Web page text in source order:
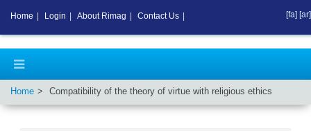
Home Compatibility of the theory of virtue with religious ethics
Home Login About Rimag Contact Us [fa] [ar]